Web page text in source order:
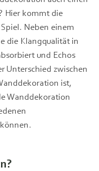
Hier kommt die
Neben einem
die Klangqualität in
und Echos
Unterschied zwischen
ist,
Wanddekoration